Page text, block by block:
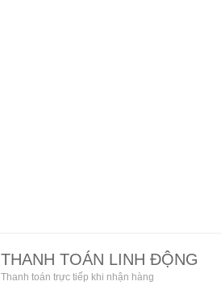
THANH TOÁN LINH ĐỘNG
Thanh toán trực tiếp khi nhận hàng